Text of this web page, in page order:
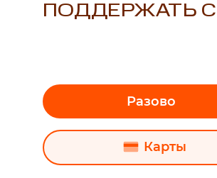
ПОДДЕРЖАТЬ